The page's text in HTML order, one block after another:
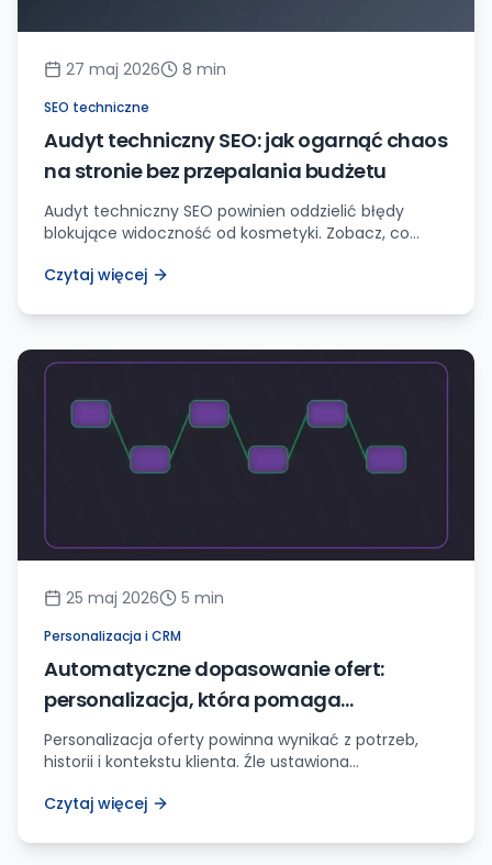
27 maj 2026 8 min
SEO techniczne
Audyt techniczny SEO: jak ogarnąć chaos
na stronie bez przepalania budżetu
Audyt techniczny SEO powinien oddzielić błędy
blokujące widoczność od kosmetyki. Zobacz, co
canonicale, sitemap, szybkość i szablony.
Czytaj więcej
25 maj 2026 5 min
Personalizacja i CRM
Automatyczne dopasowanie ofert:
personalizacja, która pomaga
sprzedaży, a nie irytuje klientów
Personalizacja oferty powinna wynikać z potrzeb,
historii i kontekstu klienta. Źle ustawiona
Czytaj więcej